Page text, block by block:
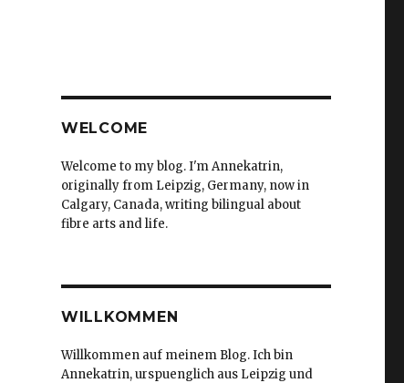
WELCOME
Welcome to my blog. I'm Annekatrin,
originally from Leipzig, Germany, now in
Calgary, Canada, writing bilingual about
fibre arts and life.
WILLKOMMEN
Willkommen auf meinem Blog. Ich bin
Annekatrin, urspuenglich aus Leipzig und